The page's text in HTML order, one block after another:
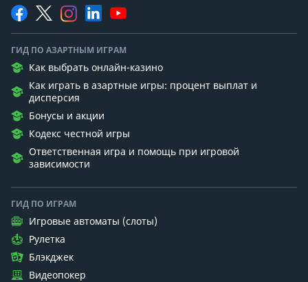
ГИД ПО АЗАРТНЫМ ИГРАМ
Как выбрать онлайн-казино
Как играть в азартные игры: процент выплат и
дисперсия
Бонусы и акции
Кодекс честной игры
Ответственная игра и помощь при игровой
зависимости
ГИД ПО ИГРАМ
Игровые автоматы (слоты)
Рулетка
Блэкджек
Видеопокер